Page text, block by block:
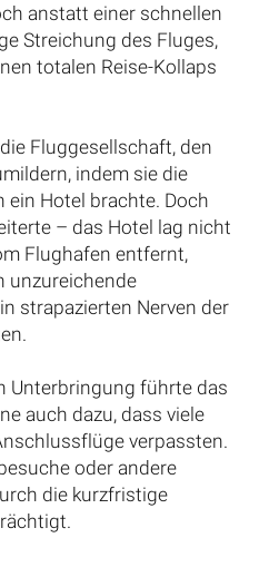
anstatt einer schnellen
Streichung des Fluges,
totalen Reise-Kollaps
Fluggesellschaft, den
indem sie die
ein Hotel brachte. Doch
– das Hotel lag nicht
Flughafen entfernt,
unzureichende
strapazierten Nerven der
Unterbringung führte das
auch dazu, dass viele
verpassten.
oder andere
die kurzfristige